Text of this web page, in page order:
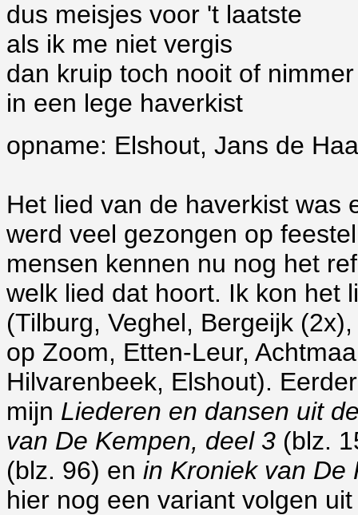
dus meisjes voor 't laatste
als ik me niet vergis
dan kruip toch nooit of nimmer
in een lege haverkist
opname: Elshout, Jans de
Het lied van de haverkist was
werd veel gezongen op
mensen kennen nu nog het
welk lied dat hoort. Ik kon het
(Tilburg, Veghel, Bergeijk
op Zoom, Etten-Leur,
Hilvarenbeek, Elshout).
mijn Liederen en dansen uit
van De Kempen, deel 3 (blz.
(blz. 96) en in Kroniek van De
hier nog een variant volgen